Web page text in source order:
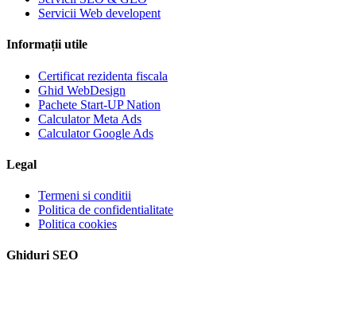
Servicii Web developent
Informații utile
Certificat rezidenta fiscala
Ghid WebDesign
Pachete Start-UP Nation
Calculator Meta Ads
Calculator Google Ads
Legal
Termeni si conditii
Politica de confidentialitate
Politica cookies
Ghiduri SEO